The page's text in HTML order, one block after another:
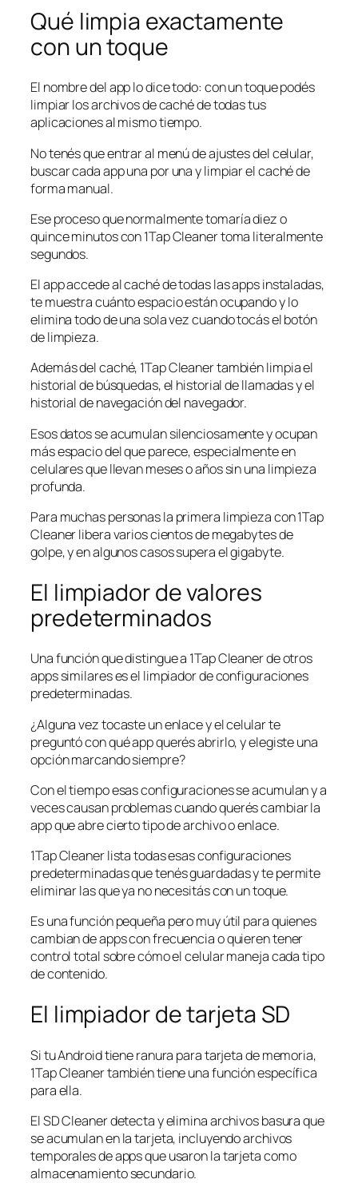
Qué limpia exactamente
con un toque
El nombre del app lo dice todo: con un toque podés
limpiar los archivos de caché de todas tus
aplicaciones al mismo tiempo.
No tenés que entrar al menú de ajustes del celular,
buscar cada app una por una y limpiar el caché de
forma manual.
Ese proceso que normalmente tomaría diez o
quince minutos con 1Tap Cleaner toma literalmente
segundos.
El app accede al caché de todas las apps instaladas,
te muestra cuánto espacio están ocupando y lo
elimina todo de una sola vez cuando tocás el botón
de limpieza.
Además del caché, 1Tap Cleaner también limpia el
historial de búsquedas, el historial de llamadas y el
historial de navegación del navegador.
Esos datos se acumulan silenciosamente y ocupan
más espacio del que parece, especialmente en
celulares que llevan meses o años sin una limpieza
profunda.
Para muchas personas la primera limpieza con 1Tap
Cleaner libera varios cientos de megabytes de
golpe, y en algunos casos supera el gigabyte.
El limpiador de valores
predeterminados
Una función que distingue a 1Tap Cleaner de otros
apps similares es el limpiador de configuraciones
predeterminadas.
¿Alguna vez tocaste un enlace y el celular te
preguntó con qué app querés abrirlo, y elegiste una
opción marcando siempre?
Con el tiempo esas configuraciones se acumulan y a
veces causan problemas cuando querés cambiar la
app que abre cierto tipo de archivo o enlace.
1Tap Cleaner lista todas esas configuraciones
predeterminadas que tenés guardadas y te permite
eliminar las que ya no necesitás con un toque.
Es una función pequeña pero muy útil para quienes
cambian de apps con frecuencia o quieren tener
control total sobre cómo el celular maneja cada tipo
de contenido.
El limpiador de tarjeta SD
Si tu Android tiene ranura para tarjeta de memoria,
1Tap Cleaner también tiene una función específica
para ella.
El SD Cleaner detecta y elimina archivos basura que
se acumulan en la tarjeta, incluyendo archivos
temporales de apps que usaron la tarjeta como
almacenamiento secundario.